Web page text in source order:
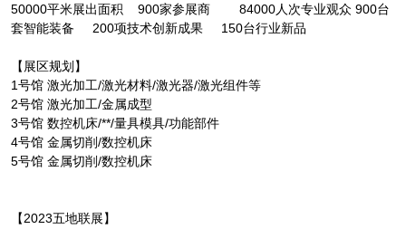
50000平米展出面积 900家参展商 84000人次专业观众 900台
套智能装备 200项技术创新成果 150台行业新品
【展区规划】
1号馆 激光加工/激光材料/激光器/激光组件等
2号馆 激光加工/金属成型
3号馆 数控机床/**/量具模具/功能部件
4号馆 金属切削/数控机床
5号馆 金属切削/数控机床
【2023五地联展】